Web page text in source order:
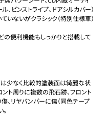
、ピンストライプ、ドアシルカバー）
いないがクラシック（特別仕様車）
の便利機能もしっかりと搭載して
少なく比較的塗装面は綺麗な状
ト周りに複数の飛石跡、フロント
、リヤバンパーに傷（同色テープ